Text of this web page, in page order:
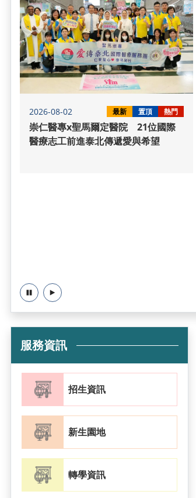
暫停 播放
2026-08-02 最新 置頂 熱門
崇仁醫專x聖馬爾定醫院 21位國際
醫療志工前進泰北傳遞愛與希望
服務資訊
招生資訊
新生園地
轉學資訊